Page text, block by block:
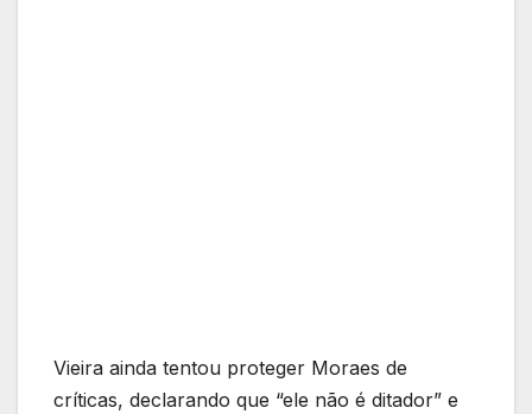
Vieira ainda tentou proteger Moraes de
críticas, declarando que “ele não é ditador” e